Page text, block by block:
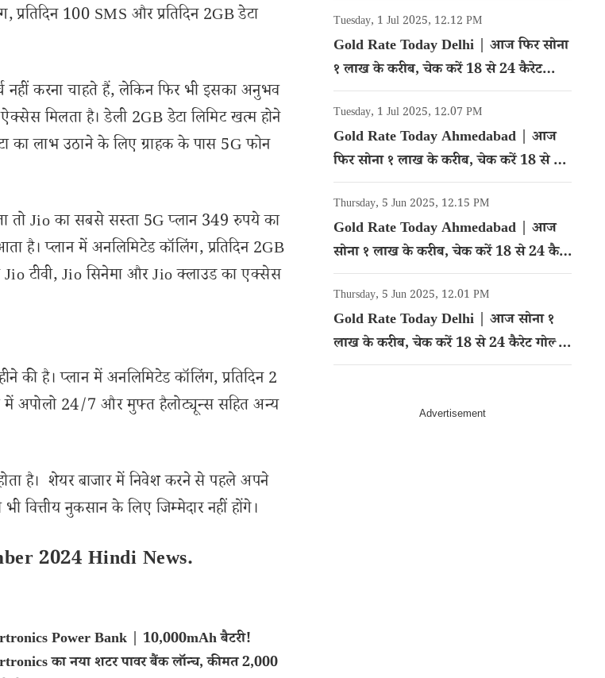
100 SMS और प्रतिदिन 2GB डेटा
नहीं करना चाहते हैं, लेकिन फिर भी इसका अनुभव
मिलता है। डेली 2GB डेटा लिमिट खत्म होने
का लाभ उठाने के लिए ग्राहक के पास 5G फोन
तो Jio का सबसे सस्ता 5G प्लान 349 रुपये का
है। प्लान में अनलिमिटेड कॉलिंग, प्रतिदिन 2GB
Jio टीवी, Jio सिनेमा और Jio क्लाउड का एक्सेस
है। प्लान में अनलिमिटेड कॉलिंग, प्रतिदिन 2
में अपोलो 24/7 और मुफ्त हैलोट्यून्स सहित अन्य
है। शेयर बाजार में निवेश करने से पहले अपने
नुकसान के लिए जिम्मेदार नहीं होंगे।
2024 Hindi News.
Power Bank | 10,000mAh बैटरी!
का नया शटर पावर बैंक लॉन्च, कीमत 2,000
Tuesday, 1 Jul 2025, 12.12 PM
Gold Rate Today Delhi | आज फिर सोना
१ लाख के करीब, चेक करें 18 से 24 कैरेट
गोल्ड का रेट
Tuesday, 1 Jul 2025, 12.07 PM
Gold Rate Today Ahmedabad | आज
फिर सोना १ लाख के करीब, चेक करें 18 से 24
कैरेट गोल्ड का रेट
Thursday, 5 Jun 2025, 12.15 PM
Gold Rate Today Ahmedabad | आज
सोना १ लाख के करीब, चेक करें 18 से 24 कैरेट
गोल्ड का रेट
Thursday, 5 Jun 2025, 12.01 PM
Gold Rate Today Delhi | आज सोना १
लाख के करीब, चेक करें 18 से 24 कैरेट गोल्ड
का रेट